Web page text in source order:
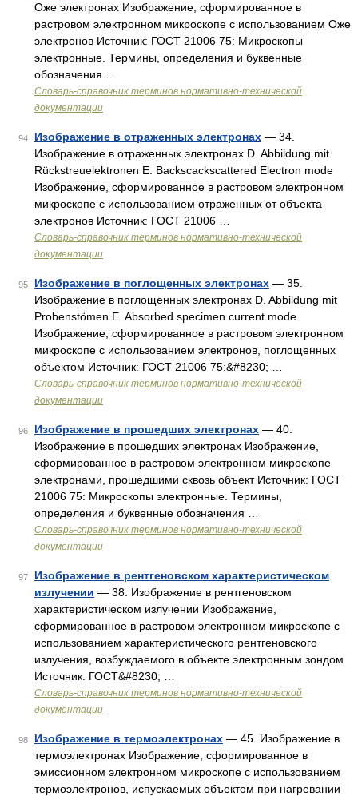
Оже электронах Изображение, сформированное в
растровом электронном микроскопе с использованием Оже
электронов Источник: ГОСТ 21006 75: Микроскопы
электронные. Термины, определения и буквенные
обозначения …
Словарь-справочник терминов нормативно-технической
документации
94 Изображение в отраженных электронах — 34.
Изображение в отраженных электронах D. Abbildung mit
Rückstreuelektronen E. Backscackscattered Electron mode
Изображение, сформированное в растровом электронном
микроскопе с использованием отраженных от объекта
электронов Источник: ГОСТ 21006 …
Словарь-справочник терминов нормативно-технической
документации
95 Изображение в поглощенных электронах — 35.
Изображение в поглощенных электронах D. Abbildung mit
Probenstömen E. Absorbed specimen current mode
Изображение, сформированное в растровом электронном
микроскопе с использованием электронов, поглощенных
объектом Источник: ГОСТ 21006 75:&#8230; …
Словарь-справочник терминов нормативно-технической
документации
96 Изображение в прошедших электронах — 40.
Изображение в прошедших электронах Изображение,
сформированное в растровом электронном микроскопе
электронами, прошедшими сквозь объект Источник: ГОСТ
21006 75: Микроскопы электронные. Термины,
определения и буквенные обозначения …
Словарь-справочник терминов нормативно-технической
документации
97
Изображение в рентгеновском характеристическом
излучении — 38. Изображение в рентгеновском
характеристическом излучении Изображение,
сформированное в растровом электронном микроскопе с
использованием характеристического рентгеновского
излучения, возбуждаемого в объекте электронным зондом
Источник: ГОСТ&#8230; …
Словарь-справочник терминов нормативно-технической
документации
98 Изображение в термоэлектронах — 45. Изображение в
термоэлектронах Изображение, сформированное в
эмиссионном электронном микроскопе с использованием
термоэлектронов, испускаемых объектом при нагревании